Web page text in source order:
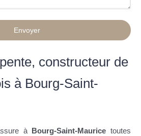
Envoyer
constructeur de
à Bourg-Saint-
à Bourg-Saint-Maurice toutes